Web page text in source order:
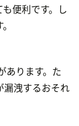
便利です。し
あります。た
漏洩するおそれ